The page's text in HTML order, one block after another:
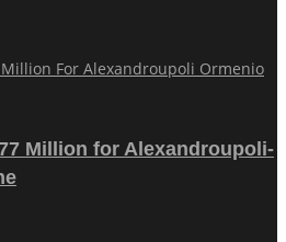
Million for Alexandroupoli-